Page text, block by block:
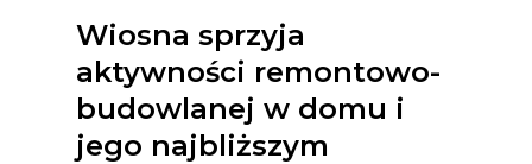
Wiosna sprzyja
aktywności remontowo-
budowlanej w domu i
jego najbliższym